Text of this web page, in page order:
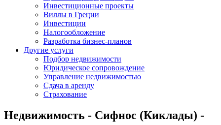
Инвестиционные проекты
Виллы в Греции
Инвестиции
Налогообложение
Разработка бизнес-планов
Другие услуги
Подбор недвижимости
Юридическое сопровождение
Управление недвижимостью
Сдача в аренду
Страхование
Недвижимость - Сифнос (Киклады) -